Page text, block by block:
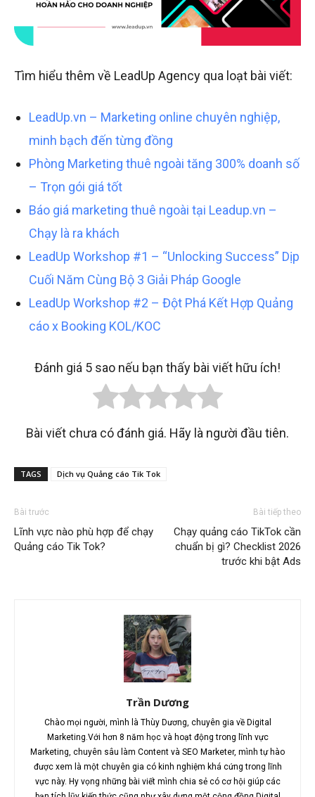
Tìm hiểu thêm về LeadUp Agency qua loạt bài viết:
LeadUp.vn – Marketing online chuyên nghiệp,
minh bạch đến từng đồng
Phòng Marketing thuê ngoài tăng 300% doanh số
– Trọn gói giá tốt
Báo giá marketing thuê ngoài tại Leadup.vn –
Chạy là ra khách
LeadUp Workshop #1 – “Unlocking Success” Dịp
Cuối Năm Cùng Bộ 3 Giải Pháp Google
LeadUp Workshop #2 – Đột Phá Kết Hợp Quảng
cáo x Booking KOL/KOC
Đánh giá 5 sao nếu bạn thấy bài viết hữu ích!
Bài viết chưa có đánh giá. Hãy là người đầu tiên.
TAGS Dịch vụ Quảng cáo Tik Tok
Bài trước
Lĩnh vực nào phù hợp để chạy
Quảng cáo Tik Tok?
Bài tiếp theo
Chạy quảng cáo TikTok cần
chuẩn bị gì? Checklist 2026
trước khi bật Ads
Trần Dương
Chào mọi người, mình là Thùy Dương, chuyên gia về Digital
Marketing.Với hơn 8 năm học và hoạt động trong lĩnh vực
Marketing, chuyên sâu làm Content và SEO Marketer, mình tự hào
được xem là một chuyên gia có kinh nghiệm khá cứng trong lĩnh
vực này. Hy vọng những bài viết mình chia sẻ có cơ hội giúp các